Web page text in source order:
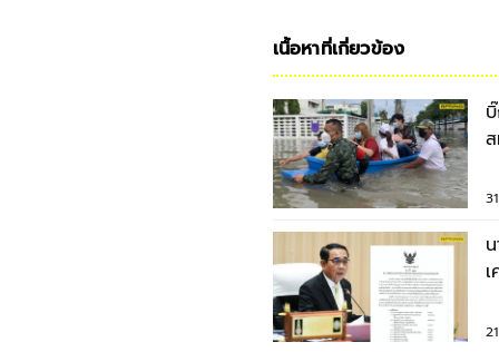
เนื้อหาที่เกี่ยวข้อง